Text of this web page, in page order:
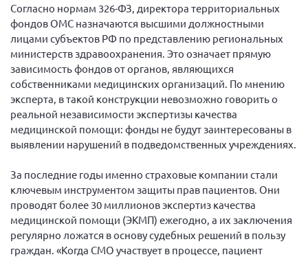
Второй съезд
Третий съезд
Четвертый съезд
Пятый съезд
Шестой съезд
ОФ «Фонд содействия больным рассеянным
склерозом»
Новости: Казахстан
Письма и официальные ответы
Нормативно-правовые документы
Методическая литература для НКО
Публичные отчеты
Согласно нормам 326-ФЗ, директора территориальных
фондов ОМС назначаются высшими должностными
лицами субъектов РФ по представлению региональных
министерств здравоохранения. Это означает прямую
зависимость фондов от органов, являющихся
собственниками медицинских организаций. По мнению
эксперта, в такой конструкции невозможно говорить о
реальной независимости экспертизы качества
медицинской помощи: фонды не будут заинтересованы в
выявлении нарушений в подведомственных учреждениях.
За последние годы именно страховые компании стали
ключевым инструментом защиты прав пациентов. Они
проводят более 30 миллионов экспертиз качества
медицинской помощи (ЭКМП) ежегодно, а их заключения
регулярно ложатся в основу судебных решений в пользу
граждан. «Когда СМО участвует в процессе, пациент